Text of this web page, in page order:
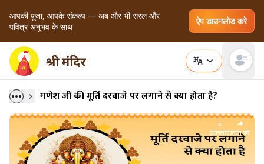
आपकी पूजा, आपके संकल्प — अब और भी सरल और
पवित्र अनुभव के साथ
ऐप डाउनलोड करे
Open
गणेश जी की मूर्ति दरवाजे पर लगाने से क्या होता है?
डाउनलोडसाझा करें